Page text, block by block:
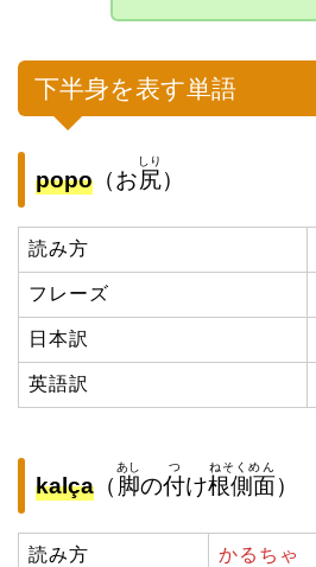
下半身を表す単語
popo （お尻
しり
）
読み方
フレーズ
日本訳
英語訳
kalça （ 脚
あし
の付
つ
け根側面
ねそくめん
）
読み方 かるちゃ